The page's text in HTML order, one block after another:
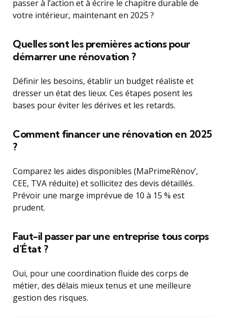
passer à l’action et à écrire le chapitre durable de
votre intérieur, maintenant en 2025 ?
Quelles sont les premières actions pour
démarrer une rénovation ?
Définir les besoins, établir un budget réaliste et
dresser un état des lieux. Ces étapes posent les
bases pour éviter les dérives et les retards.
Comment financer une rénovation en 2025
?
Comparez les aides disponibles (MaPrimeRénov’,
CEE, TVA réduite) et sollicitez des devis détaillés.
Prévoir une marge imprévue de 10 à 15 % est
prudent.
Faut-il passer par une entreprise tous corps
d’État ?
Oui, pour une coordination fluide des corps de
métier, des délais mieux tenus et une meilleure
gestion des risques.